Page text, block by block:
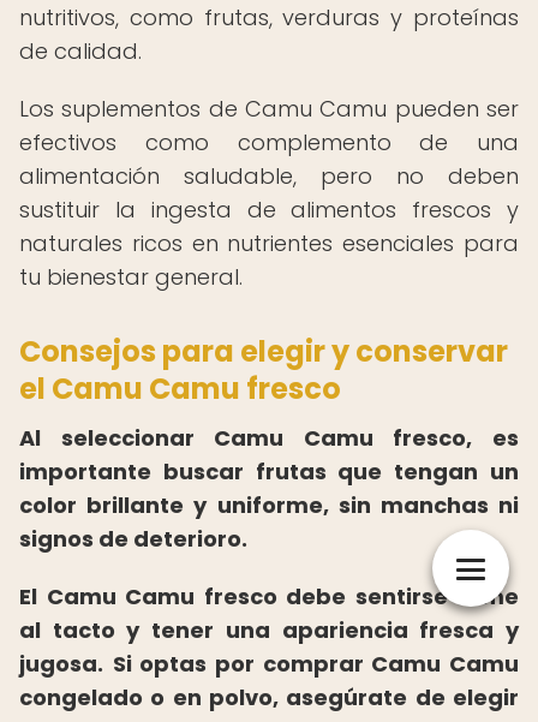
nutritivos, como frutas, verduras y proteínas
de calidad.
Los suplementos de Camu Camu pueden ser
efectivos como complemento de una
alimentación saludable, pero no deben
sustituir la ingesta de alimentos frescos y
naturales ricos en nutrientes esenciales para
tu bienestar general.
Consejos para elegir y conservar
el Camu Camu fresco
Al seleccionar Camu Camu fresco, es
importante buscar frutas que tengan un
color brillante y uniforme, sin manchas ni
signos de deterioro.
El Camu Camu fresco debe sentirse firme
al tacto y tener una apariencia fresca y
jugosa. Si optas por comprar Camu Camu
congelado o en polvo, asegúrate de elegir